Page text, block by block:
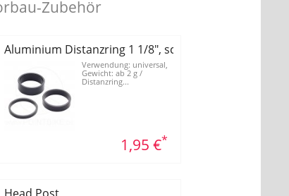
Zubehör
Höhe: 3 mm
Aluminium Distanzring 1 1/8", schwarz, Höhe: 5 mm
Verwendung: universal,
Gewicht: ab 2 g /
Distanzring...
1,95 €*